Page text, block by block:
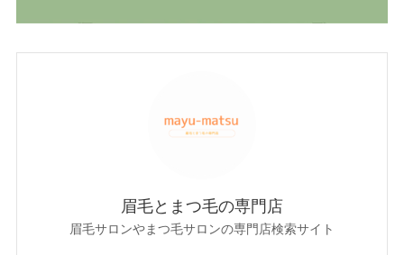
眉毛とまつ毛の専門店
眉毛サロンやまつ毛サロンの専門店検索サイト